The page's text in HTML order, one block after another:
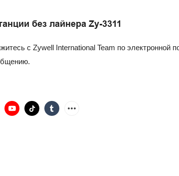
без лайнера Zy-3311
с Zywell International Team по электронной